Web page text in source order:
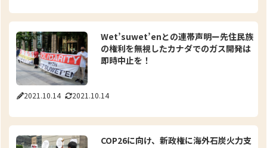
2021.10.14 2021.10.14
Wet’suwet’enとの連帯声明ー先住民族
の権利を無視したカナダでのガス開発は
即時中止を！
COP26に向け、新政権に海外石炭火力支